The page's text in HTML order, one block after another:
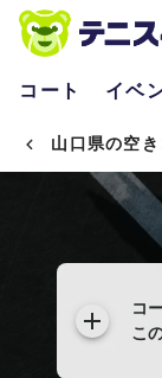
コート イベ
山口県の空き
コ
こ